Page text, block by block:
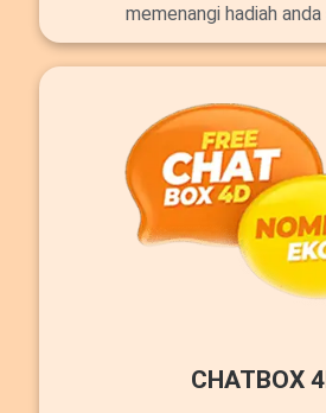
memenangi hadiah
CHATBOX